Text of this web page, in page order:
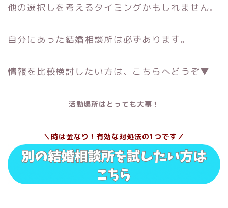
他の選択しを考えるタイミングかもしれません。
自分にあった結婚相談所は必ずあります。
情報を比較検討したい方は、こちらへどうぞ▼
活動場所はとっても大事！
＼時は金なり！有効な対処法の1つです／